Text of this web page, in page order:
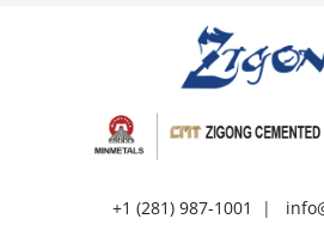
+1 (281) 987-1001 |